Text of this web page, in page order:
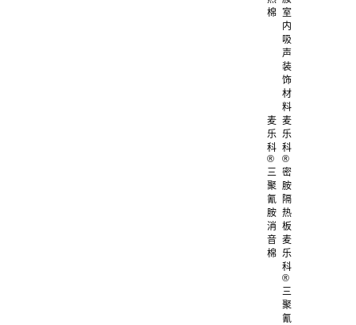
棉 室
内
吸
声
装
饰
材
料
麦
乐
科
®
三
聚
氰
胺
消
音
棉
麦
乐
科
®
密
胺
隔
热
板
麦
乐
科
®
三
聚
氰